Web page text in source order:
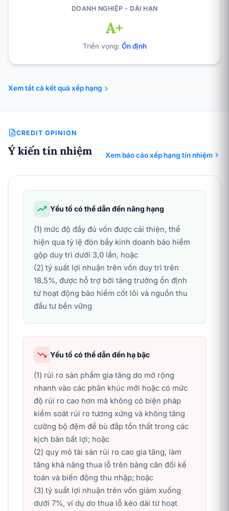
DOANH NGHIỆP - DÀI HẠN
A+
Triển vọng: Ổn định
Xem tất cả kết quả xếp hạng
CREDIT OPINION
Ý kiến tín nhiệm Xem báo cáo xếp hạng tín nhiệm
Yếu tố có thể dẫn đến nâng hạng
(1) mức độ đầy đủ vốn được cải thiện, thể
hiện qua tỷ lệ đòn bẩy kinh doanh bảo hiểm
gộp duy trì dưới 3,0 lần, hoặc
(2) tỷ suất lợi nhuận trên vốn duy trì trên
18,5%, được hỗ trợ bởi tăng trưởng ổn định
từ hoạt động bảo hiểm cốt lõi và nguồn thu
đầu tư bền vững
Yếu tố có thể dẫn đến hạ bậc
(1) rủi ro sản phẩm gia tăng do mở rộng
nhanh vào các phân khúc mới hoặc có mức
độ rủi ro cao hơn mà không có biện pháp
kiểm soát rủi ro tương xứng và không tăng
cường bộ đệm để bù đắp tổn thất trong các
kịch bản bất lợi; hoặc
(2) quy mô tài sản rủi ro cao gia tăng, làm
tăng khả năng thua lỗ trên bảng cân đối kế
toán và biến động thu nhập; hoặc
(3) tỷ suất lợi nhuận trên vốn giảm xuống
dưới 7%, ví dụ do thua lỗ kéo dài từ hoạt